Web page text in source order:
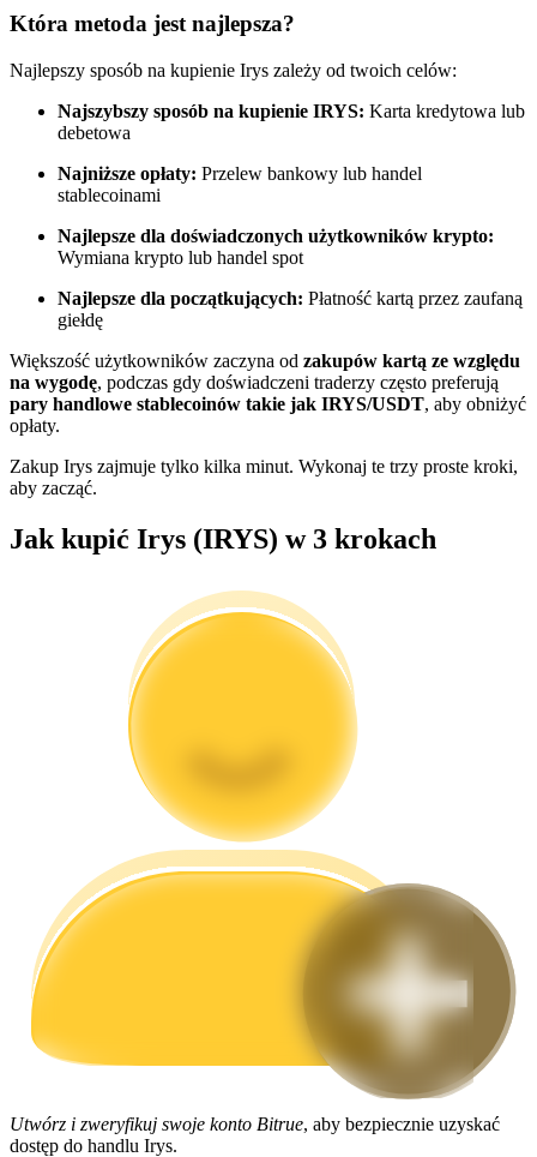
Zostań traderem kopiującym
Ciesz się podziałem zysków i prowizjami z kopiowania
transakcji
Informacja
Analiza Big Data, w tym informacje handlowe itp.
Przewodnik
Przewodnik dla początkujących dotyczący kontraktów futures
Strategie handlowe
Która metoda jest najlepsza?
Najlepszy sposób na kupienie Irys zależy od twoich celów:
Najszybszy sposób na kupienie IRYS: Karta kredytowa lub
debetowa
Najniższe opłaty: Przelew bankowy lub handel
stablecoinami
Najlepsze dla doświadczonych użytkowników krypto:
Wymiana krypto lub handel spot
Najlepsze dla początkujących: Płatność kartą przez zaufaną
giełdę
Większość użytkowników zaczyna od zakupów kartą ze względu
na wygodę, podczas gdy doświadczeni traderzy często preferują
pary handlowe stablecoinów takie jak IRYS/USDT, aby obniżyć
opłaty.
Zakup Irys zajmuje tylko kilka minut. Wykonaj te trzy proste kroki,
aby zacząć.
Jak kupić Irys (IRYS) w 3 krokach
Utwórz i zweryfikuj swoje konto Bitrue, aby bezpiecznie uzyskać
dostęp do handlu Irys.